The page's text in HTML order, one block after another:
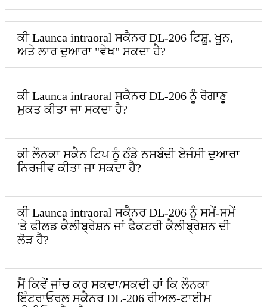
ਕੀ Launca intraoral ਸਕੈਨਰ DL-206 ਟਿਸ਼ੂ, ਖੂਨ,
ਅਤੇ ਲਾਰ ਦੁਆਰਾ "ਵੇਖ" ਸਕਦਾ ਹੈ?
ਕੀ Launca intraoral ਸਕੈਨਰ DL-206 ਨੂੰ ਰੋਗਾਣੂ
ਮੁਕਤ ਕੀਤਾ ਜਾ ਸਕਦਾ ਹੈ?
ਕੀ ਲੌਨਕਾ ਸਕੈਨ ਟਿਪ ਨੂੰ ਠੰਡੇ ਨਸਬੰਦੀ ਏਜੰਸੀ ਦੁਆਰਾ
ਨਿਰਜੀਵ ਕੀਤਾ ਜਾ ਸਕਦਾ ਹੈ?
ਕੀ Launca intraoral ਸਕੈਨਰ DL-206 ਨੂੰ ਸਮੇਂ-ਸਮੇਂ
'ਤੇ ਫੀਲਡ ਕੈਲੀਬ੍ਰੇਸ਼ਨ ਜਾਂ ਫੈਕਟਰੀ ਕੈਲੀਬ੍ਰੇਸ਼ਨ ਦੀ
ਲੋੜ ਹੈ?
ਮੈਂ ਕਿਵੇਂ ਜਾਂਚ ਕਰ ਸਕਦਾ/ਸਕਦੀ ਹਾਂ ਕਿ ਲੌਨਕਾ
ਇੰਟਰਾਓਰਲ ਸਕੈਨਰ DL-206 ਰੀਅਲ-ਟਾਈਮ